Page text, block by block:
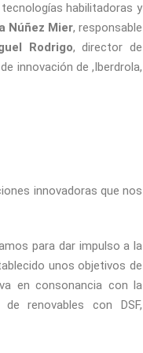
habilitadoras y
Núñez Mier, responsable
Rodrigo, director de
innovación de ,Iberdrola,
innovadoras que nos
para dar impulso a la
unos objetivos de
en consonancia con la
renovables con DSF,